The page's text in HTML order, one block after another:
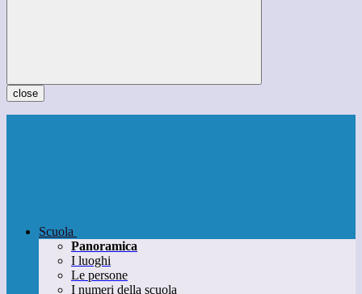
close
Scuola
Panoramica
I luoghi
Le persone
I numeri della scuola